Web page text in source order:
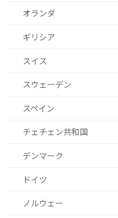
オランダ
ギリシア
スイス
スウェーデン
スペイン
チェチェン共和国
デンマーク
ドイツ
ノルウェー